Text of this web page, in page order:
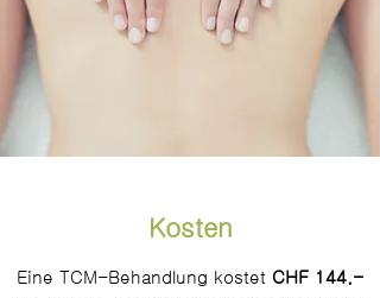
Kosten
Eine TCM-Behandlung kostet CHF 144.-